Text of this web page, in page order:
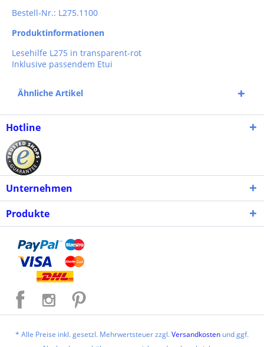
Bestell-Nr.: L275.1100
Produktinformationen
Lesehilfe L275 in transparent-rot
Inklusive passendem Etui
Ähnliche Artikel
Hotline
Unternehmen
Produkte
* Alle Preise inkl. gesetzl. Mehrwertsteuer zzgl.Versandkosten und ggf.